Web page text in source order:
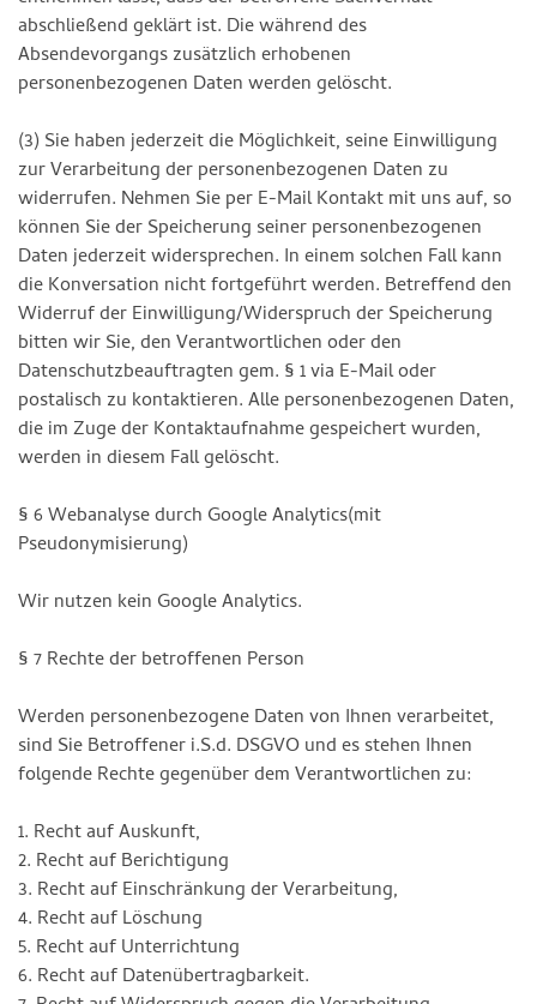
abschließend geklärt ist. Die während des
Absendevorgangs zusätzlich erhobenen
personenbezogenen Daten werden gelöscht.
(3) Sie haben jederzeit die Möglichkeit, seine Einwilligung
zur Verarbeitung der personenbezogenen Daten zu
widerrufen. Nehmen Sie per E-Mail Kontakt mit uns auf, so
können Sie der Speicherung seiner personenbezogenen
Daten jederzeit widersprechen. In einem solchen Fall kann
die Konversation nicht fortgeführt werden. Betreffend den
Widerruf der Einwilligung/Widerspruch der Speicherung
bitten wir Sie, den Verantwortlichen oder den
Datenschutzbeauftragten gem. § 1 via E-Mail oder
postalisch zu kontaktieren. Alle personenbezogenen Daten,
die im Zuge der Kontaktaufnahme gespeichert wurden,
werden in diesem Fall gelöscht.
§ 6 Webanalyse durch Google Analytics(mit
Pseudonymisierung)
Wir nutzen kein Google Analytics.
§ 7 Rechte der betroffenen Person
Werden personenbezogene Daten von Ihnen verarbeitet,
sind Sie Betroffener i.S.d. DSGVO und es stehen Ihnen
folgende Rechte gegenüber dem Verantwortlichen zu:
1. Recht auf Auskunft,
2. Recht auf Berichtigung
3. Recht auf Einschränkung der Verarbeitung,
4. Recht auf Löschung
5. Recht auf Unterrichtung
6. Recht auf Datenübertragbarkeit.